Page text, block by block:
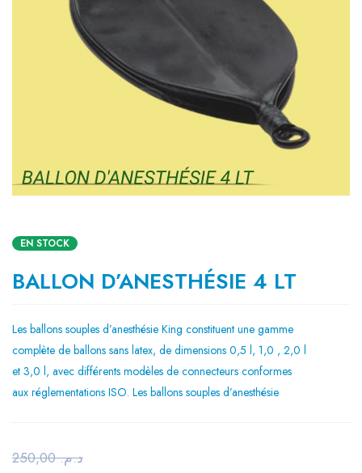
EN STOCK
BALLON D’ANESTHÉSIE 4 LT
Les ballons souples d’anesthésie King constituent une gamme
complète de ballons sans latex, de dimensions 0,5 l, 1,0 , 2,0 l
et 3,0 l, avec différents modèles de connecteurs conformes
aux réglementations ISO. Les ballons souples d’anesthésie
د.م.250,00